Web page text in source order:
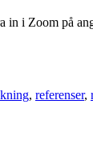
in i Zoom på
referenser